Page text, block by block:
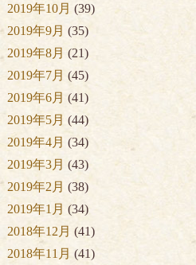
2019年10月 (39)
2019年9月 (35)
2019年8月 (21)
2019年7月 (45)
2019年6月 (41)
2019年5月 (44)
2019年4月 (34)
2019年3月 (43)
2019年2月 (38)
2019年1月 (34)
2018年12月 (41)
2018年11月 (41)